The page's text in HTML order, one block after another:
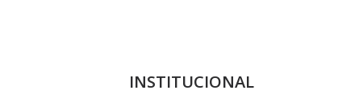
INSTITUCIONAL